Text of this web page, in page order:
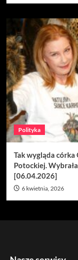
Polityka
Tak wygląda córka
Potockiej.
[06.04.2026]
6 kwietnia, 2026